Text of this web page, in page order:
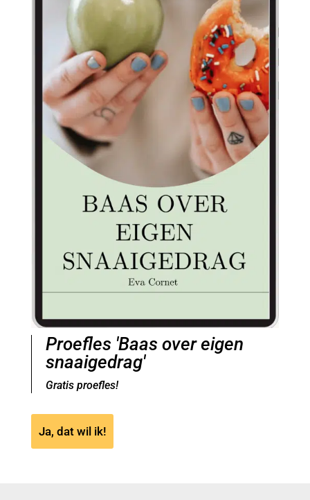
Proefles 'Baas over eigen
snaaigedrag'
Gratis proefles!
Ja, dat wil ik!